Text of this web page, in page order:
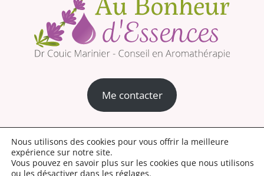
Me contacter
Mentions légales
Conditions générales de vente
Politique de confidentialité
Nous utilisons des cookies pour vous offrir la meilleure
expérience sur notre site.
Vous pouvez en savoir plus sur les cookies que nous utilisons
ou les désactiver dans les réglages.